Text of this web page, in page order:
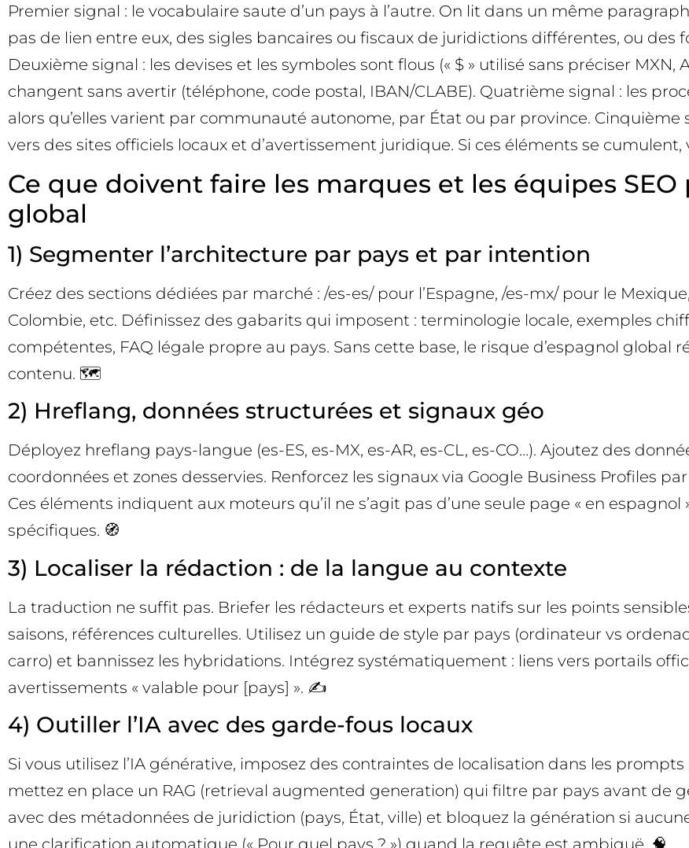
Premier signal : le vocabulaire saute d’un pays à l’autre. On lit dans un même
pas de lien entre eux, des sigles bancaires ou fiscaux de juridictions différentes, ou
Deuxième signal : les devises et les symboles sont flous (« $ » utilisé sans préciser MXN,
changent sans avertir (téléphone, code postal, IBAN/CLABE). Quatrième signal : les
alors qu’elles varient par communauté autonome, par État ou par province. Cinquième
vers des sites officiels locaux et d’avertissement juridique. Si ces éléments se cumulent,
Ce que doivent faire les marques et les équipes SEO
global
1) Segmenter l’architecture par pays et par intention
Créez des sections dédiées par marché : /es-es/ pour l’Espagne, /es-mx/ pour le
Colombie, etc. Définissez des gabarits qui imposent : terminologie locale, exemples
compétentes, FAQ légale propre au pays. Sans cette base, le risque d’espagnol global
contenu. 🗺️
2) Hreflang, données structurées et signaux géo
Déployez hreflang pays-langue (es-ES, es-MX, es-AR, es-CL, es-CO…). Ajoutez des
coordonnées et zones desservies. Renforcez les signaux via Google Business Profiles
Ces éléments indiquent aux moteurs qu’il ne s’agit pas d’une seule page « en espagnol
spécifiques. 🧭
3) Localiser la rédaction : de la langue au contexte
La traduction ne suffit pas. Briefer les rédacteurs et experts natifs sur les points
saisons, références culturelles. Utilisez un guide de style par pays (ordinateur vs
carro) et bannissez les hybridations. Intégrez systématiquement : liens vers portails
avertissements « valable pour [pays] ». ✍️
4) Outiller l’IA avec des garde-fous locaux
Si vous utilisez l’IA générative, imposez des contraintes de localisation dans les
mettez en place un RAG (retrieval augmented generation) qui filtre par pays avant de
avec des métadonnées de juridiction (pays, État, ville) et bloquez la génération si
une clarification automatique (« Pour quel pays ? ») quand la requête est ambiguë. 🧠